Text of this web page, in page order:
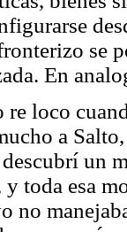
se
En
re loco
a
un
y toda esa
no